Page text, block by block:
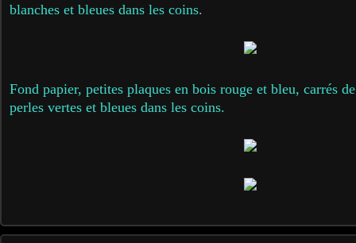
blanches et bleues dans les coins.
Fond papier, petites plaques en bois rouge et bleu, carrés
perles vertes et bleues dans les coins.